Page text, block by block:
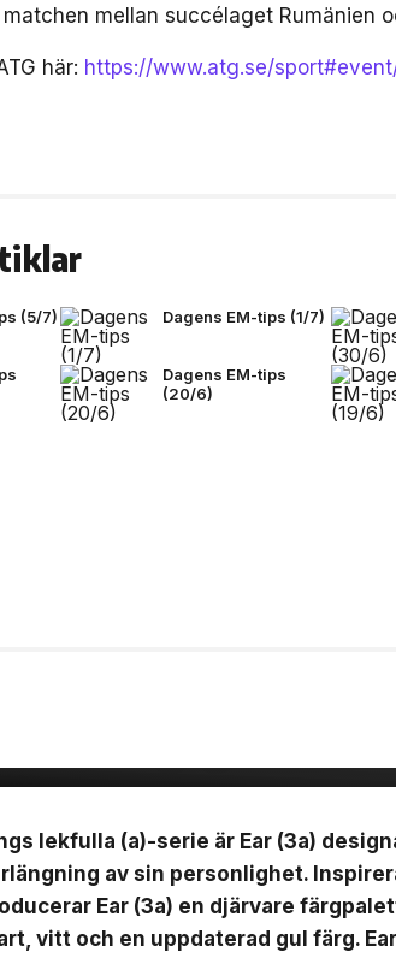
mellan succélaget Rumänien
här: https://www.atg.se/sport#event/
(5/7) Dagens EM-tips (1/7)
Dagens EM-tips
(20/6)
lekfulla (a)-serie är Ear (3a)
av sin personlighet.
Ear (3a) en djärvare
vitt och en uppdaterad gul färg.